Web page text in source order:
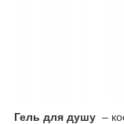
Гель для душу –